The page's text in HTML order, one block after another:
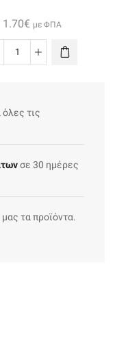
1.70€ με ΦΠΑ
Ντουι
M10(1/8")με
Ροδελες
όλες τις
σε 30 ημέρες
τα προϊόντα.